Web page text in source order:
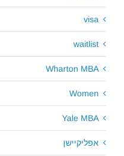
visa
waitlist
Wharton MBA
Women
Yale MBA
אפליקיישן